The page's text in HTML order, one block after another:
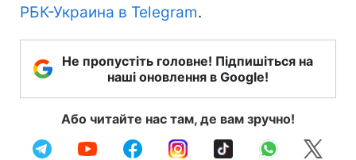
РБК-Украина в Telegram.
Не пропустіть головне! Підпишіться на
наші оновлення в Google!
Або читайте нас там, де вам зручно!